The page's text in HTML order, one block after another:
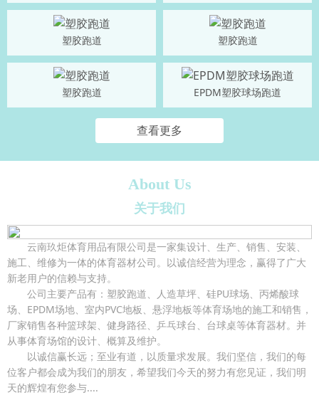
塑胶跑道 塑胶跑道
塑胶跑道 EPDM塑胶球场跑道
查看更多
About Us
关于我们
云南玖炬体育用品有限公司是一家集设计、生产、销售、安装、
施工、维修为一体的体育器材公司。以诚信经营为理念，赢得了广大
新老用户的信赖与支持。
公司主要产品有：塑胶跑道、人造草坪、硅PU球场、丙烯酸球
场、EPDM场地、室内PVC地板、悬浮地板等体育场地的施工和销售，
厂家销售各种篮球架、健身路径、乒乓球台、台球桌等体育器材。并
从事体育场馆的设计、概算及维护。
以诚信赢长远；至业有道，以质量求发展。我们坚信，我们的每
位客户都会成为我们的朋友，希望我们今天的努力有您见证，我们明
天的辉煌有您参与....